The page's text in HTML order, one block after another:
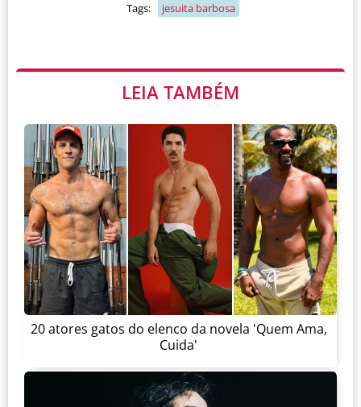
Tags: jesuita barbosa
LEIA TAMBÉM
20 atores gatos do elenco da novela 'Quem Ama,
Cuida'